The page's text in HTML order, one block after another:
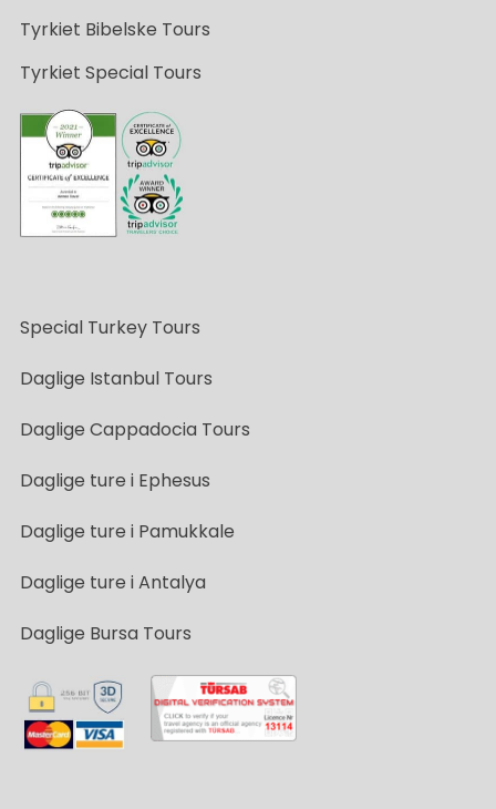
Tyrkiet Bibelske Tours
Tyrkiet Special Tours
Special Turkey Tours
Daglige Istanbul Tours
Daglige Cappadocia Tours
Daglige ture i Ephesus
Daglige ture i Pamukkale
Daglige ture i Antalya
Daglige Bursa Tours